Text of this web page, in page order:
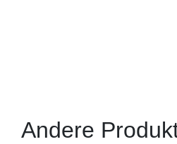
Andere